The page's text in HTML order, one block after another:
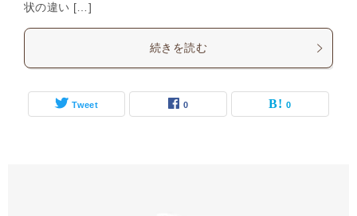
状の違い […]
続きを読む
Tweet 0 0